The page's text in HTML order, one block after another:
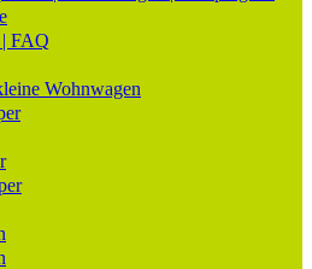
FAQ
Wohnwagen